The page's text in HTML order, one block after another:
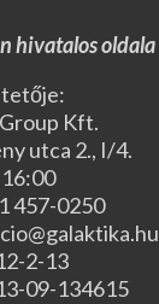
hivatalos oldala
Kft.
utca 2., I/4.
457-0250
2-13
09-134615